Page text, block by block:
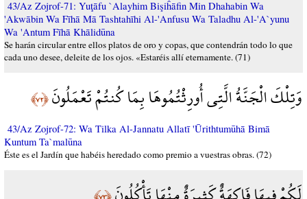
43/Az Zojrof-71: Yuţāfu `Alayhim Bişiĥāfin Min Dhahabin Wa
'Akwābin Wa Fīhā Mā Tashtahīhi Al-'Anfusu Wa Taladhu Al-'A`yunu
Wa 'Antum Fīhā Khālidūna
Se harán circular entre ellos platos de oro y copas, que contendrán todo lo que
cada uno desee, deleite de los ojos. «Estaréis allí eternamente. (71)
وَتِلْكَ الْجَنَّةُ الَّتِي أُورِثْتُمُوهَا بِمَا كُنتُمْ تَعْمَلُونَ﴿٧٢﴾
43/Az Zojrof-72: Wa Tilka Al-Jannatu Allatī 'Ūrithtumūhā Bimā
Kuntum Ta`malūna
Éste es el Jardín que habéis heredado como premio a vuestras obras. (72)